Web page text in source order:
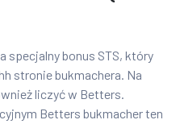
specjalny bonus STS, który
stronie bukmachera. Na
liczyć w Betters.
Betters bukmacher ten